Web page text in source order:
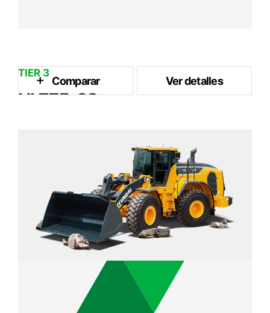
TIER 3
HL775-9S
223 kW / 2,000 rpm
24.1 ton
Comparar Ver detalles